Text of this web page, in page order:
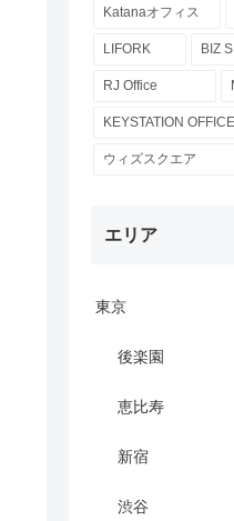
Katanaオフィス
LIFORK BIZ
RJ Office
KEYSTATION OFFICE
ウィズスクエア
エリア
東京
後楽園
恵比寿
新宿
渋谷